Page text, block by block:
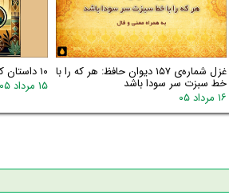
غزل شماره‌ی ۱۵۷ دیوان حافظ: هر که را با
خط سبزت سر سودا باشد
۱۶ مرداد ۰۵
۱۰ داستان کوتاه لقمان
۱۵ مرداد ۰۵